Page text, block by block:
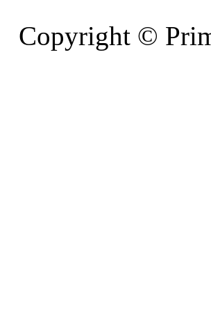
Copyright ©